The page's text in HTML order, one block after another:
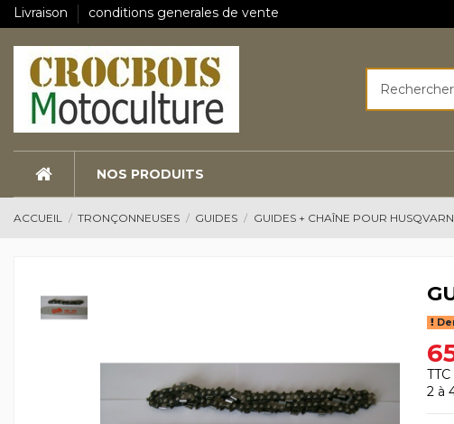
Livraison conditions generales de vente
NOS PRODUITS
ACCUEIL TRONÇONNEUSES GUIDES GUIDES + CHAÎNE POUR
TTC
2 à